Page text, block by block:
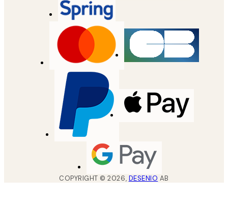
COPYRIGHT ©2026, DESENIO AB